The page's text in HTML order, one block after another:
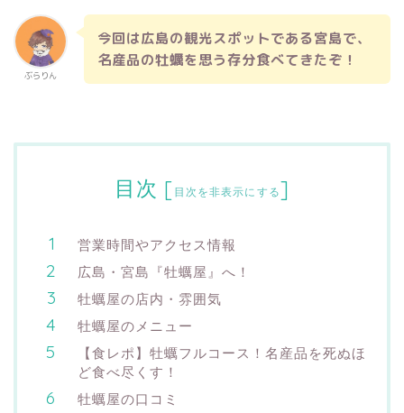
ぶらりん
今回は広島の観光スポットである宮島で、
名産品の牡蠣を思う存分食べてきたぞ！
目次 [ 目次を非表示にする]
営業時間やアクセス情報
広島・宮島『牡蠣屋』へ！
牡蠣屋の店内・雰囲気
牡蠣屋のメニュー
【食レポ】牡蠣フルコース！名産品を死ぬほ
ど食べ尽くす！
牡蠣屋の口コミ